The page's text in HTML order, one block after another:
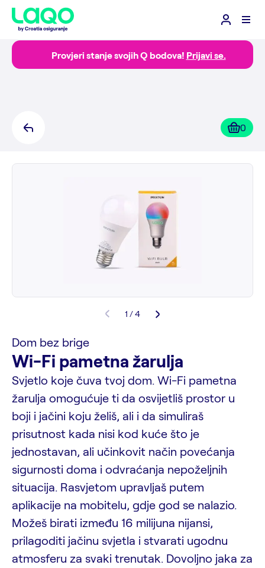
Provjeri stanje svojih Q bodova! Prijavi se.
0
1 / 4
Dom bez brige
Wi-Fi pametna žarulja
Svjetlo koje čuva tvoj dom. Wi-Fi pametna
žarulja omogućuje ti da osvijetliš prostor u
boji i jačini koju želiš, ali i da simuliraš
prisutnost kada nisi kod kuće što je
jednostavan, ali učinkovit način povećanja
sigurnosti doma i odvraćanja nepoželjnih
situacija. Rasvjetom upravljaš putem
aplikacije na mobitelu, gdje god se nalazio.
Možeš birati između 16 milijuna nijansi,
prilagoditi jačinu svjetla i stvarati ugodnu
atmosferu za svaki trenutak. Dovoljno jaka za